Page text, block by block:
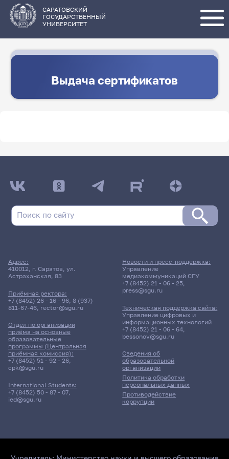
основному
содержанию
САРАТОВСКИЙ
ГОСУДАРСТВЕННЫЙ
УНИВЕРСИТЕТ
Выдача сертификатов
Адрес:
410012, г. Саратов, ул.
Астраханская, 83
Приёмная ректора:
+7 (8452) 26 - 16 - 96, 8 (937)
811-67-46, rector@sgu.ru
Отдел по организации
приёма на основные
образовательные
программы (Центральная
приёмная комиссия):
+7 (8452) 51 - 92 - 26,
cpk@sgu.ru
International Students:
+7 (8452) 50 - 87 - 07,
ied@sgu.ru
Сведения об
образовательной
организации
Политика обработки
персональных данных
Противодействие
коррупции
Новости и пресс-поддержка:
Управление
медиакоммуникаций СГУ
+7 (8452) 21 - 06 - 25,
press@sgu.ru
Техническая поддержка сайта:
Управление цифровых и
информационных технологий
+7 (8452) 21 - 06 - 64,
bessonov@sgu.ru